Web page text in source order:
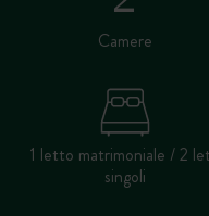
Camere
1 letto matrimoniale / 2
singoli